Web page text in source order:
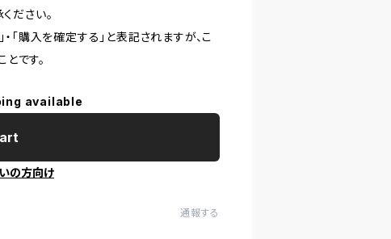
ださい。
「購入を確定する」と表記されますが、こ
とです。
available
の方向け
通報する